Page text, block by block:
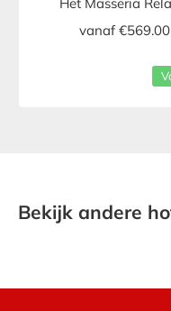
Het Masseria
vanaf
Bekijk andere